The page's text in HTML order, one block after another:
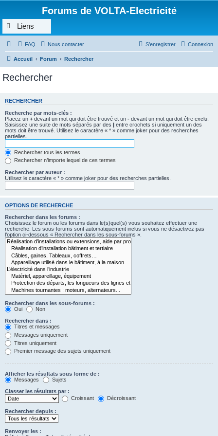
Forums de VOLTA-Electricité
Liens
FAQ Nous contacter Connexion
S’enregistrer
Accueil Forum Rechercher
Rechercher
RECHERCHER
Recherche par mots-clés :
Placez un + devant un mot qui doit être trouvé et un - devant un mot qui doit être exclu.
Saisissez une suite de mots séparés par des | entre crochets si uniquement un des
mots doit être trouvé. Utilisez le caractère « * » comme joker pour des recherches
partielles.
Rechercher tous les termes
Rechercher n’importe lequel de ces termes
Rechercher par auteur :
Utilisez le caractère « * » comme joker pour des recherches partielles.
OPTIONS DE RECHERCHE
Rechercher dans les forums :
Choisissez le forum ou les forums dans le(s)quel(s) vous souhaitez effectuer une
recherche. Les sous-forums sont automatiquement inclus si vous ne désactivez pas
l’option ci-dessous « Rechercher dans les sous-forums ».
Rechercher dans les sous-forums :
Oui
Non
Rechercher dans :
Titres et messages
Messages uniquement
Titres uniquement
Premier message des sujets uniquement
Afficher les résultats sous forme de :
Messages
Sujets
Classer les résultats par :
Croissant
Décroissant
Rechercher depuis :
Renvoyer les :